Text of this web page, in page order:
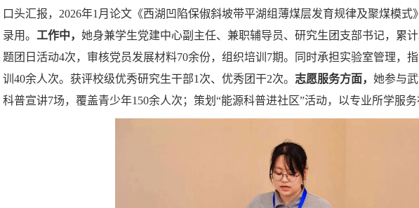
口头汇报，2026年1月论文《西湖凹陷保俶斜坡带平湖组薄煤层发育规律及聚煤模式
录用。 工作中， 她身兼学生党建中心副主任、兼职辅导员、研究生团支部书记，累
题团日活动4次，审核党员发展材料70余份，组织培训7期。同时承担实验室管理，
训40余人次。获评校级优秀研究生干部1次、优秀团干2次。 志愿服务方面， 她参与
科普宣讲7场，覆盖青少年150余人次；策划 “能源科普进社区”活动，以专业所学服务